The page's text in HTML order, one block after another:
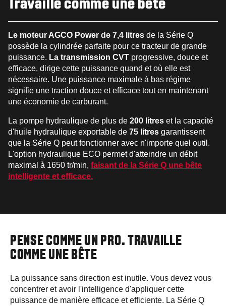
Travaille comme une bête
Le moteur AGCO Power de 7,4 litres de la Série Q
possède la cylindrée parfaite pour ce tracteur de grande
puissance. La transmission CVT progressive, douce et
efficace, dirige cette puissance quand et où elle est
nécessaire. Une puissance maximale à bas régime
signifie une traction douce et efficace tout en maintenant
une économie de carburant.
La pompe hydraulique de plus de 200 litres et la capacité
d'huile hydraulique exportable de 75 litres garantissent
que la Série Q peut fonctionner avec n'importe quel outil.
L'option hydraulique ECO permet d'atteindre un débit
maximal à 1650 tr/min, faisant de la Série Q une bête
intelligente et efficace.
PENSE COMME UN PRO. TRAVAILLE
COMME UNE BÊTE
La puissance sans direction est inutile. Vous devez vous
concentrer et avoir l'intelligence d'appliquer cette
puissance de manière efficace et efficiente. La Série Q